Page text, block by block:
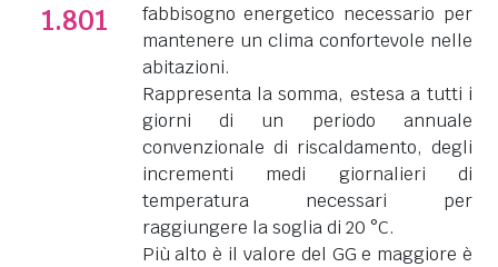
1.801
fabbisogno energetico necessario per
mantenere un clima confortevole nelle
abitazioni.
Rappresenta la somma, estesa a tutti i
giorni di un periodo annuale
convenzionale di riscaldamento, degli
incrementi medi giornalieri di
temperatura necessari per
raggiungere la soglia di 20 °C.
Più alto è il valore del GG e maggiore è